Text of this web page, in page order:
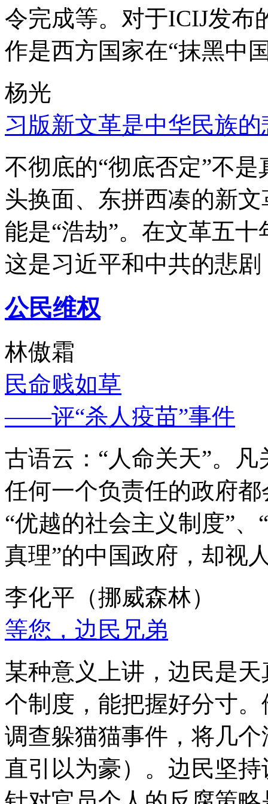
令完成等。对于ICIJ发布
作是西方国家在“抹黑中
杨光
习版新文革是中华民族的
不彻底的“彻底否定”不
头换面、东拼西凑的新
能是“浩劫”。在文革五
这是习近平和中共的悲
公民维权
林傲霜
民命贱如草
——评“杀人疫苗”事件
古语云：“人命关天”。
任何一个负责任的政府
“优越的社会主义制度”
真理”的中国政府，却视
李化平（挪威森林）
等您，边民兄弟
某种意义上讲，边民是
个制度，能把握好分寸
调查躲猫猫事件，将几
直引以为豪）。边民坚